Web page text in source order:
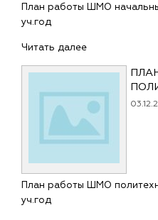
План работы ШМО
уч.год
Читать далее
План работы ШМО
уч.год